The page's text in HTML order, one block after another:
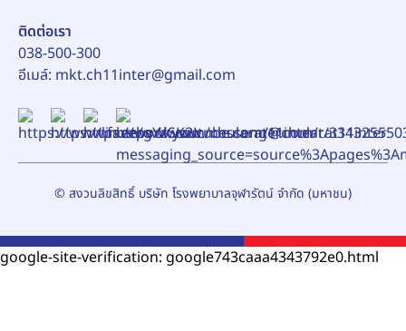
ติดต่อเรา
038-500-300
อีเมล์: mkt.ch11inter@gmail.com
© สงวนลิขสิทธิ์ บริษัท โรงพยาบาลจุฬารัตน์ จำกัด (มหาชน)
google-site-verification: google743caaa4343792e0.html